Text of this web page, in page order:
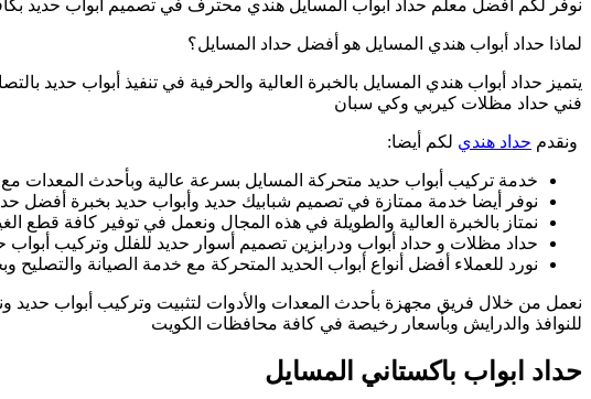
نوفر لكم أفضل معلم حداد أبواب المسايل هندي محترف في تصميم أبواب حديد
لماذا حداد أبواب هندي المسايل هو أفضل حداد المسايل؟
يتميز حداد أبواب هندي المسايل بالخبرة العالية والحرفية في تنفيذ أبواب
فني حداد مظلات كيربي وكي سبان
ونقدم حداد هندي لكم أيضا:
خدمة تركيب أبواب حديد متحركة المسايل بسرعة عالية وبأحدث المعدات مع
نوفر أيضا خدمة ممتازة في تصميم شبابيك حديد وأبواب حديد بخبرة أفضل
نمتاز بالخبرة العالية والطويلة في هذه المجال ونعمل في توفير كافة قطع
حداد مظلات و حداد أبواب ودرابزين تصميم أسوار حديد للفلل وتركيب
نورد للعملاء أفضل أنواع أبواب الحديد المتحركة مع خدمة الصيانة
نعمل من خلال فريق مجهزة بأحدث المعدات والأدوات لتثبيت وتركيب أبواب
للنوافذ والدرايش وبأسعار رخيصة في كافة محافظات الكويت
حداد ابواب باكستاني المسايل